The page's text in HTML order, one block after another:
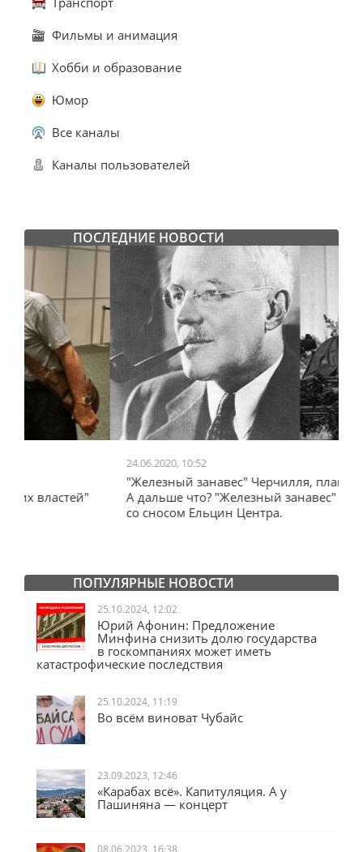
Фильмы и анимация
Хобби и образование
Юмор
Все каналы
Каналы пользователей
ПОСЛЕДНИЕ НОВОСТИ
"Железный занавес" Черчилля, план Даллеса.
А дальше что? "Железный занавес" от Запада
со сносом Ельцин Центра.
ПОПУЛЯРНЫЕ НОВОСТИ
25.10.2024, 12:02
Юрий Афонин: Предложение
Минфина снизить долю государства
в госкомпаниях может иметь
катастрофические последствия
25.10.2024, 11:19
Во всём виноват Чубайс
23.09.2023, 12:46
«Карабах всё». Капитуляция. А у
Пашиняна — концерт